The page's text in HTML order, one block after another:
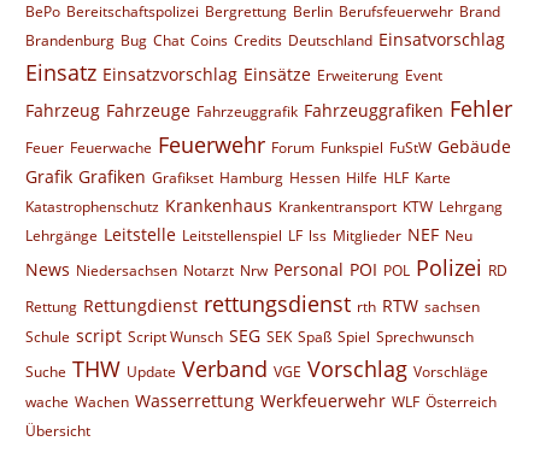
BePo Bereitschaftspolizei Bergrettung Berlin Berufsfeuerwehr Brand
Brandenburg Bug Chat Coins Credits Deutschland Einsatvorschlag
Einsatz Einsatzvorschlag Einsätze Erweiterung Event
Fahrzeug Fahrzeuge Fahrzeuggrafik Fahrzeuggrafiken Fehler
Feuer Feuerwache Feuerwehr Forum Funkspiel FuStW Gebäude
Grafik Grafiken Grafikset Hamburg Hessen Hilfe HLF Karte
Katastrophenschutz Krankenhaus Krankentransport KTW Lehrgang
Lehrgänge Leitstelle Leitstellenspiel LF lss Mitglieder NEF Neu
News Niedersachsen Notarzt Nrw Personal POI POL Polizei RD
Rettung Rettungdienst rettungsdienst rth RTW sachsen
Schule script Script Wunsch SEG SEK Spaß Spiel Sprechwunsch
Suche THW Update Verband VGE Vorschlag Vorschläge
wache Wachen Wasserrettung Werkfeuerwehr WLF Österreich
Übersicht